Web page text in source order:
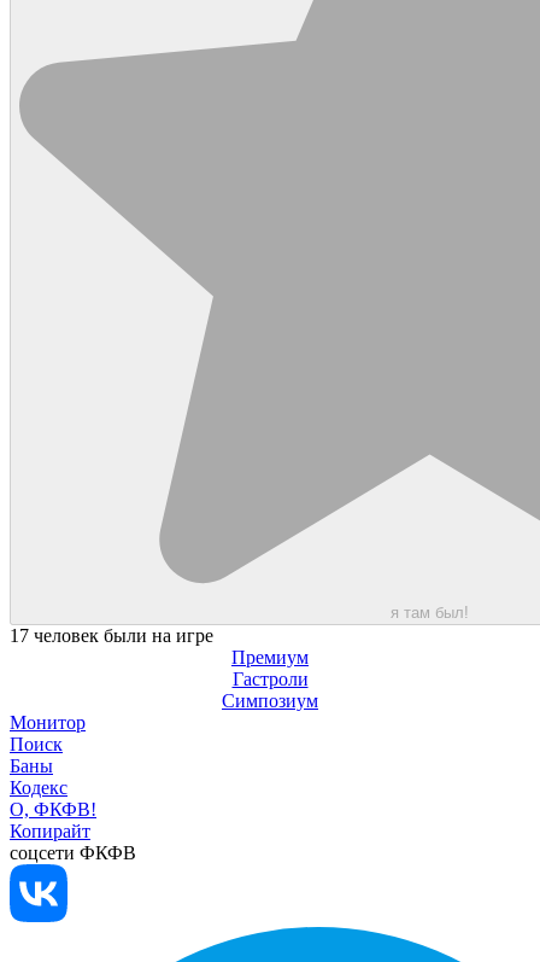
я там был!
17 человек были на игре
Премиум
Гастроли
Симпозиум
Монитор
Поиск
Баны
Кодекс
О, ФКФВ!
Копирайт
соцсети ФКФВ